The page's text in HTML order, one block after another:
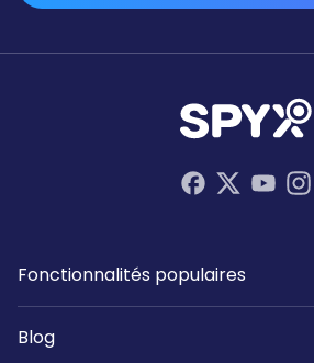
Fonctionnalités populaires
Blog